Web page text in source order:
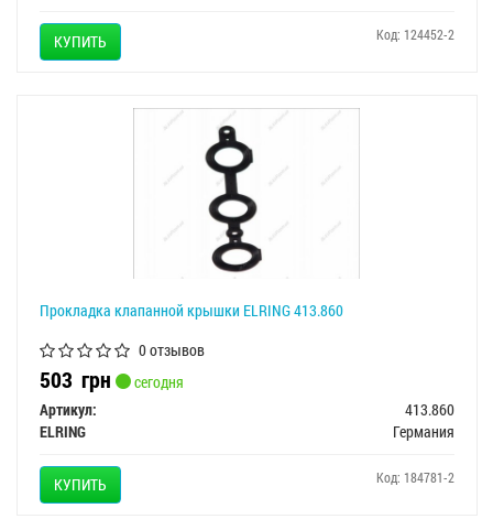
КУПИТЬ Код: 124452-2
Прокладка клапанной крышки ELRING 413.860
0 отзывов
503 грн
сегодня
Артикул:
413.860
ELRING
Германия
КУПИТЬ Код: 184781-2